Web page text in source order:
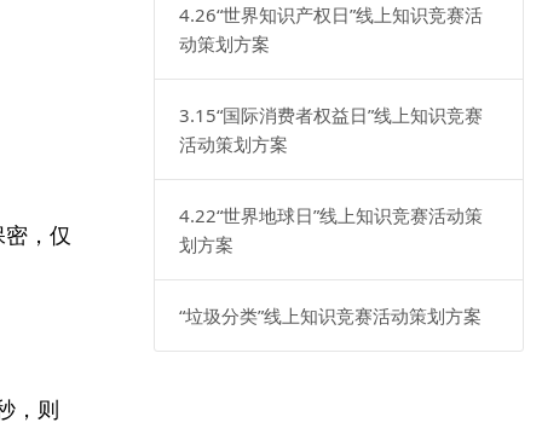
，仅
，则
4.26“世界知识产权日”线上知识竞赛活
动策划方案
3.15“国际消费者权益日”线上知识竞赛
活动策划方案
4.22“世界地球日”线上知识竞赛活动策
划方案
“垃圾分类”线上知识竞赛活动策划方案